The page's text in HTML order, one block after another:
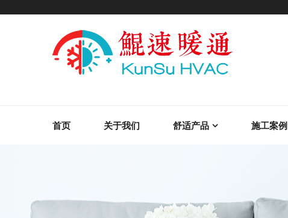
首页 关于我们 舒适产品 施工案例